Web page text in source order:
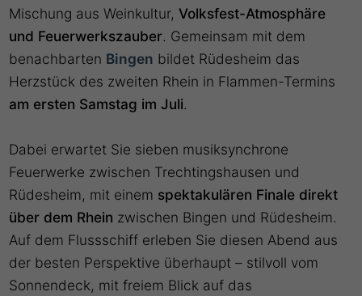
Mischung aus Weinkultur,Volksfest-Atmosphäre
und Feuerwerkszauber. Gemeinsam mit dem
benachbarten Bingen bildet Rüdesheim das
Herzstück des zweiten Rhein in Flammen-Termins
am ersten Samstag im Juli.
Dabei erwartet Sie sieben musiksynchrone
Feuerwerke zwischen Trechtingshausen und
Rüdesheim, mit einem spektakulären Finale direkt
über dem Rhein zwischen Bingen und Rüdesheim.
Auf dem Flussschiff erleben Sie diesen Abend aus
der besten Perspektive überhaupt – stilvoll vom
Sonnendeck, mit freiem Blick auf das